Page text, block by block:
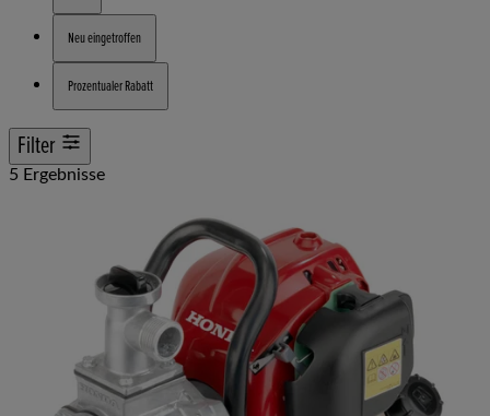
Neu eingetroffen
Prozentualer Rabatt
Filter
5 Ergebnisse